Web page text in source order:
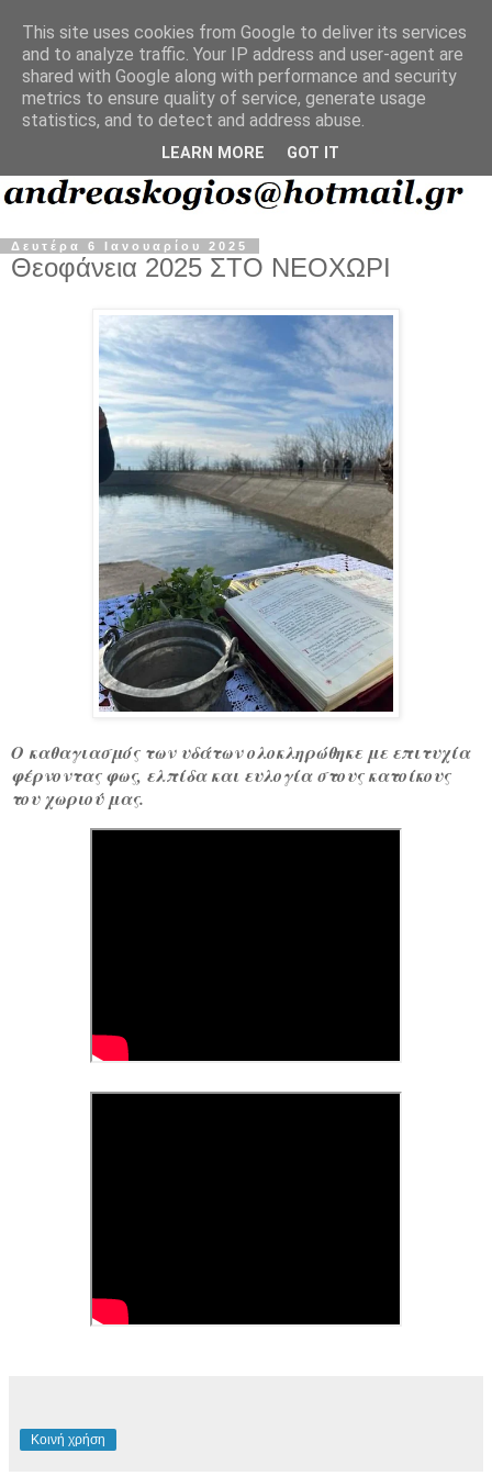
Δευτέρα 6 Ιανουαρίου 2025
Θεοφάνεια 2025 ΣΤΟ ΝΕΟΧΩΡΙ
Ο καθαγιασμός των υδάτων ολοκληρώθηκε με επιτυχία
φέρνοντας φως, ελπίδα και ευλογία στους κατοίκους
του χωριού μας.
Κοινή χρήση
This site uses cookies from Google to deliver its services
and to analyze traffic. Your IP address and user-agent are
shared with Google along with performance and security
metrics to ensure quality of service, generate usage
statistics, and to detect and address abuse.
LEARN MORE GOT IT